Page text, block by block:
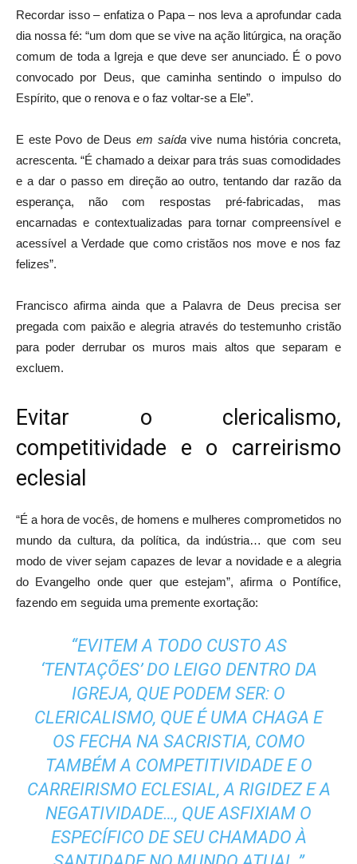
Recordar isso – enfatiza o Papa – nos leva a aprofundar cada
dia nossa fé: “um dom que se vive na ação litúrgica, na oração
comum de toda a Igreja e que deve ser anunciado. É o povo
convocado por Deus, que caminha sentindo o impulso do
Espírito, que o renova e o faz voltar-se a Ele”.
E este Povo de Deus em saídavive numa história concreta,
acrescenta. “É chamado a deixar para trás suas comodidades
e a dar o passo em direção ao outro, tentando dar razão da
esperança, não com respostas pré-fabricadas, mas
encarnadas e contextualizadas para tornar compreensível e
acessível a Verdade que como cristãos nos move e nos faz
felizes”.
Francisco afirma ainda que a Palavra de Deus precisa ser
pregada com paixão e alegria através do testemunho cristão
para poder derrubar os muros mais altos que separam e
excluem.
Evitar o clericalismo,
competitividade e o carreirismo
eclesial
“É a hora de vocês, de homens e mulheres comprometidos no
mundo da cultura, da política, da indústria… que com seu
modo de viver sejam capazes de levar a novidade e a alegria
do Evangelho onde quer que estejam”, afirma o Pontífice,
fazendo em seguida uma premente exortação:
“EVITEM A TODO CUSTO AS
‘TENTAÇÕES’ DO LEIGO DENTRO DA
IGREJA, QUE PODEM SER: O
CLERICALISMO, QUE É UMA CHAGA E
OS FECHA NA SACRISTIA, COMO
TAMBÉM A COMPETITIVIDADE E O
CARREIRISMO ECLESIAL, A RIGIDEZ E A
NEGATIVIDADE…, QUE ASFIXIAM O
ESPECÍFICO DE SEU CHAMADO À